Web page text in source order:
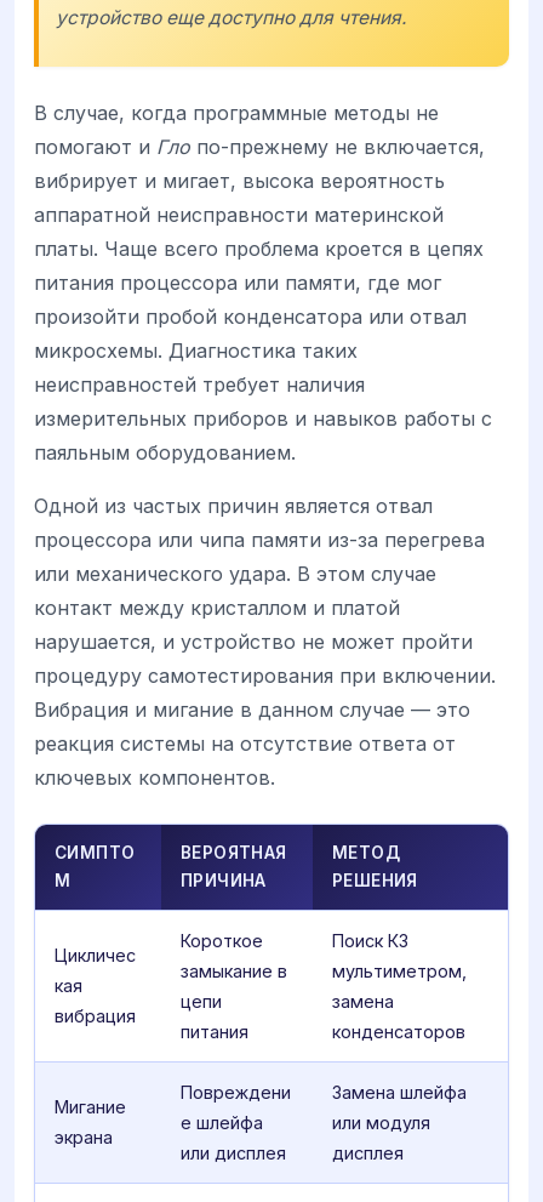
устройство еще доступно для чтения.
В случае, когда программные методы не
помогают и Гло по-прежнему не включается,
вибрирует и мигает, высока вероятность
аппаратной неисправности материнской
платы. Чаще всего проблема кроется в цепях
питания процессора или памяти, где мог
произойти пробой конденсатора или отвал
микросхемы. Диагностика таких
неисправностей требует наличия
измерительных приборов и навыков работы с
паяльным оборудованием.
Одной из частых причин является отвал
процессора или чипа памяти из-за перегрева
или механического удара. В этом случае
контакт между кристаллом и платой
нарушается, и устройство не может пройти
процедуру самотестирования при включении.
Вибрация и мигание в данном случае — это
реакция системы на отсутствие ответа от
ключевых компонентов.
СИМПТО
М
ВЕРОЯТНАЯ
ПРИЧИНА
МЕТОД
РЕШЕНИЯ
Цикличес
кая
вибрация
Короткое
замыкание в
цепи
питания
Поиск КЗ
мультиметром,
замена
конденсаторов
Мигание
экрана
Повреждени
е шлейфа
или дисплея
Замена шлейфа
или модуля
дисплея